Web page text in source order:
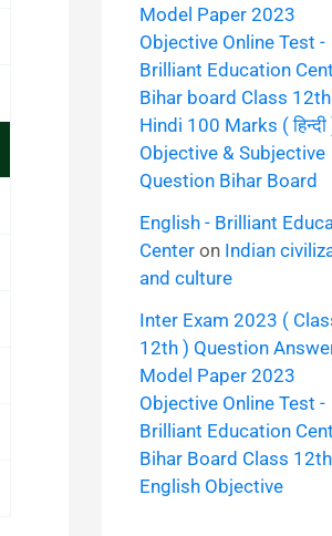
Model Paper 2023
Objective Online Test -
Brilliant Education
Bihar board Class 12th
Hindi 100 Marks ( हिन्दी
Objective & Subjective
Question Bihar Board
English - Brilliant
Centeron Indian
and culture
Inter Exam 2023 (
12th ) Question
Model Paper 2023
Objective Online Test -
Brilliant Education
Bihar Board Class 12th
English Objective